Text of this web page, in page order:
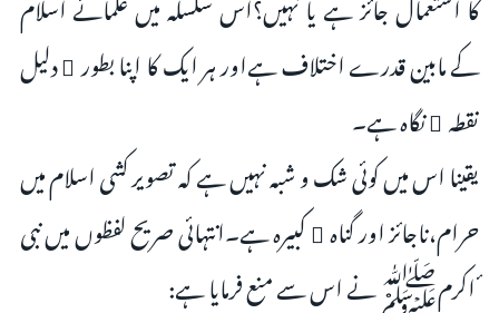
کے مابین قدرے اختلاف ہےاور ہر ایک کا اپنا بطور ِ دلیل
نقطہ ٔ نگاہ ہے۔
یقینا اس میں کوئی شک و شبہ نہیں ہے کہ تصویر کشی اسلام میں
حرام،ناجائز اور گناہ ِ کبیرہ ہے۔انتہائی صریح لفظوں میں نبی
ٔ اکرمﷺ نے اس سے منع فرمایا ہے: